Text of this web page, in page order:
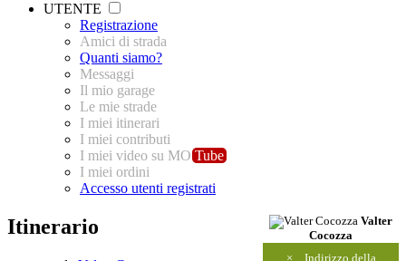
UTENTE
Registrazione
Amici di strada
Quanti siamo?
Messaggi
Il mio garage
Le mie strade
I miei itinerari
I miei contributi
I miei video su MO Tube
I miei ordini
Accesso utenti registrati
Valter
Cocozza
×
Indirizzo della
Itinerario